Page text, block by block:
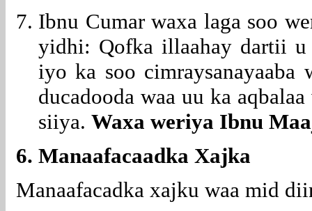
Ibnu Cumar waxa laga soo
yidhi: Qofka illaahay dartii u
iyo ka soo cimraysanayaaba
ducadooda waa uu ka
siiya. Waxa weriya Ibnu
6. Manaafacaadka Xajka
Manaafacadka xajku waa mid